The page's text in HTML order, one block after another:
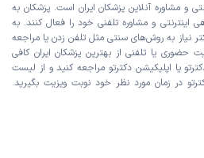
و مشاوره آنلاین پزشکان ایران است. پزشکان به
اینترنتی و مشاوره تلفنی خود را فعال کنند. به
نیاز به روش‌های سنتی مثل تلفن زدن یا مراجعه
حضوری یا تلفنی از بهترین پزشکان ایران کافی
یا اپلیکیشن دکترتو مراجعه کنید و از لیست
در زمان مورد نظر خود نوبت ویزیت بگیرید.